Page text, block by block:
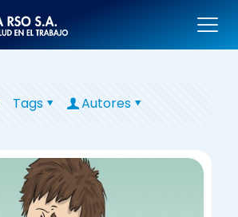
Tags Autores